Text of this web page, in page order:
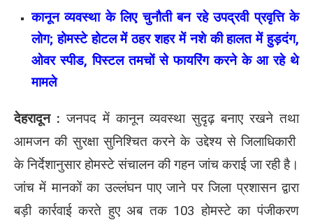
कानून व्यवस्था के लिए चुनौती बन रहे उपद्रवी प्रवृत्ति के
लोग; होमस्टे होटल में ठहर शहर में नशे की हालत में हुड़दंग,
ओवर स्पीड, पिस्टल तमचों से फायरिंग करने के आ रहे थे
मामले
देहरादून : जनपद में कानून व्यवस्था सुदृढ़ बनाए रखने तथा
आमजन की सुरक्षा सुनिश्चित करने के उद्देश्य से जिलाधिकारी
के निर्देशानुसार होमस्टे संचालन की गहन जांच कराई जा रही है।
जांच में मानकों का उल्लंघन पाए जाने पर जिला प्रशासन द्वारा
बड़ी कार्रवाई करते हुए अब तक 103 होमस्टे का पंजीकरण